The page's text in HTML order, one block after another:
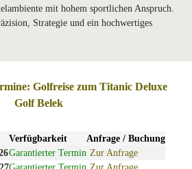
mit hohem sportlichen Anspruch.
Strategie und ein hochwertiges
Golfreise zum Titanic Deluxe
Golf Belek
Verfügbarkeit
Anfrage / Buchung
Garantierter Termin Zur Anfrage